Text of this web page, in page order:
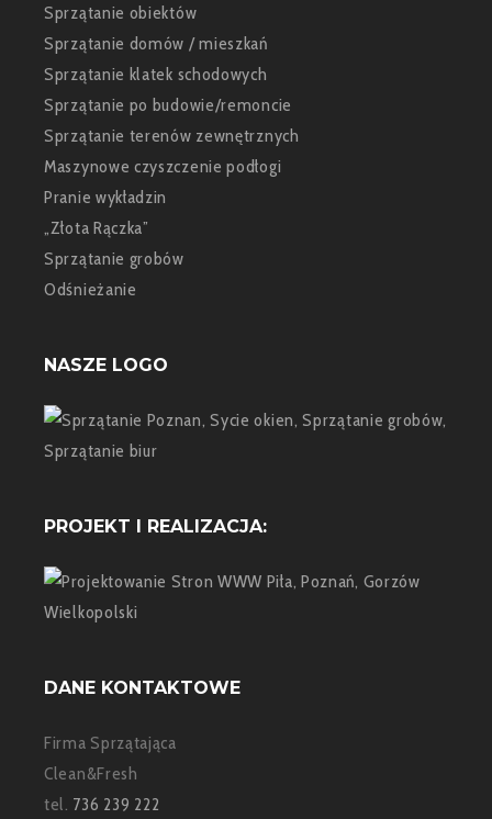
Sprzątanie obiektów
Sprzątanie domów / mieszkań
Sprzątanie klatek schodowych
Sprzątanie po budowie/remoncie
Sprzątanie terenów zewnętrznych
Maszynowe czyszczenie podłogi
Pranie wykładzin
„Złota Rączka”
Sprzątanie grobów
Odśnieżanie
NASZE LOGO
PROJEKT I REALIZACJA:
DANE KONTAKTOWE
Firma Sprzątająca
Clean&Fresh
tel. 736 239 222